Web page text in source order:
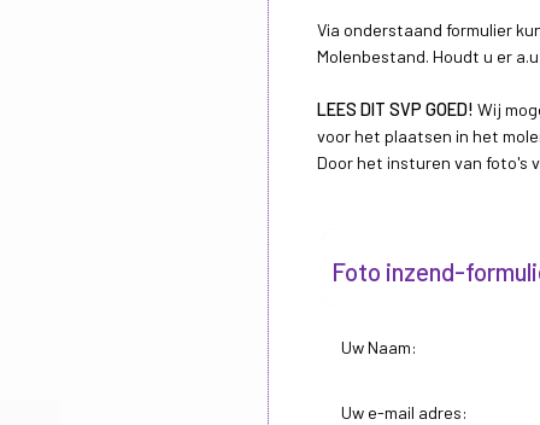
Via onderstaand formulier
Molenbestand. Houdt u er
LEES DIT SVP GOED! Wij
voor het plaatsen in het
Door het insturen van foto's
Foto inzend-
Uw Naam:
Uw e-mail adres: